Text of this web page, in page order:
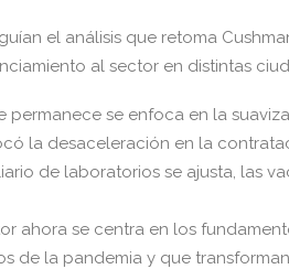
el análisis que retoma
al sector en distintas
permanece se enfoca en la
la desaceleración en la
de laboratorios se ajusta, las
ahora se centra en los
de la pandemia y que